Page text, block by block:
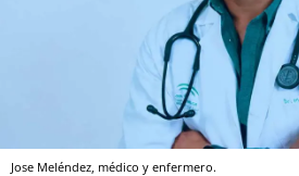
Jose Meléndez, médico y enfermero.